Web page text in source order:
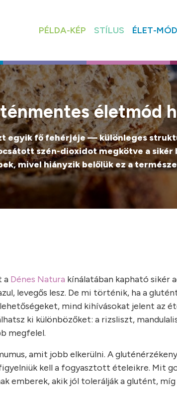
PÉLDA-KÉP STÍLUS ÉLET-MÓD
életmód
egyik fő fehérjéje — különleges
szén-dioxidot megkötve a
mivel hiányzik belőlük ez a
a Dénes Natura kínálatában kapható sikér
levegős lesz. De mi történik, ha a
mind kihívásokat jelent az
ki különbözőket: a rizsliszt,
megfelel.
amit jobb elkerülni. A
kell a fogyasztott ételeikre. Mit
emberek, akik jól tolerálják a glutént, míg